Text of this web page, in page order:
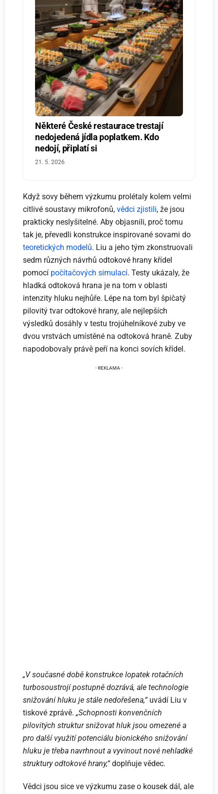
Některé České restaurace trestají
nedojedená jídla poplatkem. Kdo
nedojí, připlatí si
21. 5. 2026
Když sovy během výzkumu prolétaly kolem velmi
citlivé soustavy mikrofonů,vědci zjistili, že jsou
prakticky neslyšitelné. Aby objasnili, proč tomu
tak je, převedli konstrukce inspirované sovami do
teoretických modelů. Liu a jeho tým zkonstruovali
sedm různých návrhů odtokové hrany křídel
pomocí počítačových simulací. Testy ukázaly, že
hladká odtoková hrana je na tom v oblasti
intenzity hluku nejhůře. Lépe na tom byl špičatý
pilovitý tvar odtokové hrany, ale nejlepších
výsledků dosáhly v testu trojúhelníkové zuby ve
dvou vrstvách umístěné na odtoková hraně. Zuby
napodobovaly právě peří na konci sovích křídel.
„V současné době konstrukce lopatek rotačních
turbosoustrojí postupně dozrává, ale technologie
snižování hluku je stále nedořešena,“ uvádí Liu v
tiskové zprávě.„Schopnosti konvenčních
pilovitých struktur snižovat hluk jsou omezené a
pro další využití potenciálu bionického snižování
hluku je třeba navrhnout a vyvinout nové nehladké
struktury odtokové hrany,“doplňuje vědec.
Vědci jsou sice ve výzkumu zase o kousek dál, ale